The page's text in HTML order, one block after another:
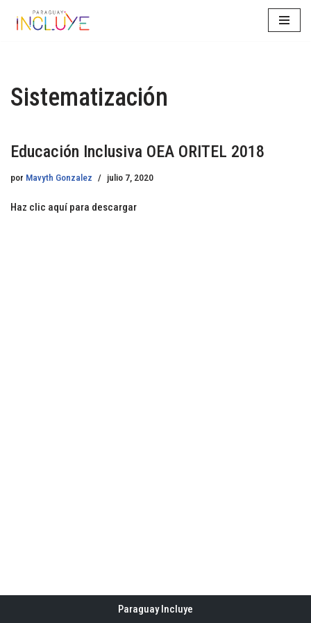
Sistematización
Educación Inclusiva OEA ORITEL 2018
por Mavyth Gonzalez julio 7, 2020
Haz clic aquí para descargar
Paraguay Incluye